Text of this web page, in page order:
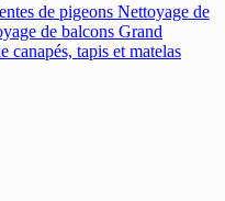
de pigeons Nettoyage de
de balcons Grand
canapés, tapis et matelas